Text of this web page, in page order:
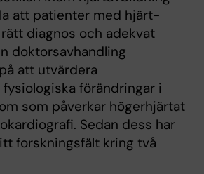
att patienter med hjärt-
diagnos och adekvat
doktorsavhandling
att utvärdera
förändringar i
som påverkar högerhjärtat
Sedan dess har
forskningsfält kring två